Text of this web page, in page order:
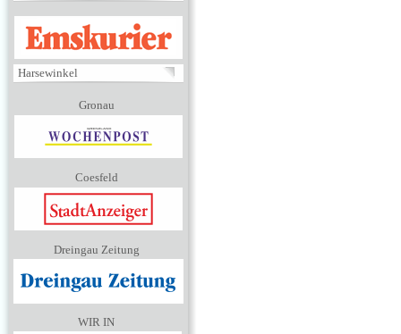
EMSKURIER
Harsewinkel
Gronau
Coesfeld
Dreingau Zeitung
WIR IN